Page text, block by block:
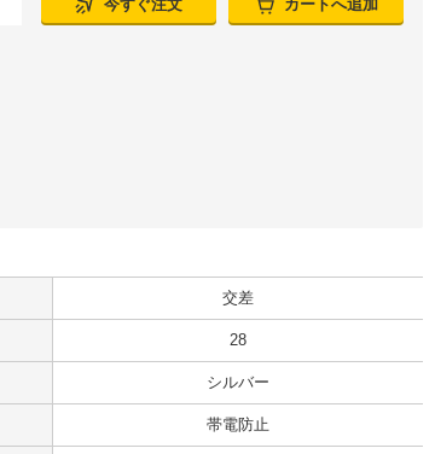
今すぐ注文 カートへ追加
交差
28
シルバー
帯電防止